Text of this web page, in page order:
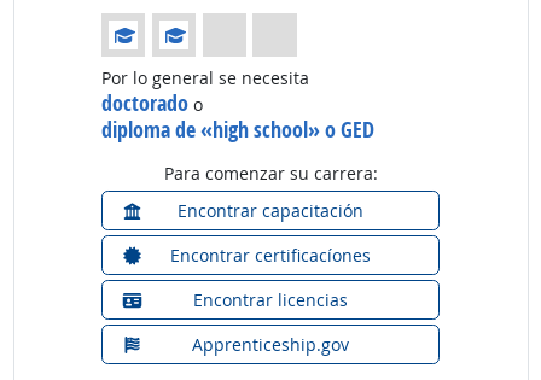
Educación: (Calificación 2 de 4)
Por lo general se necesita
doctorado o
diploma de «high school» o GED
Para comenzar su carrera:
Encontrar capacitación
Encontrar certificacíones
Encontrar licencias
Apprenticeship.gov